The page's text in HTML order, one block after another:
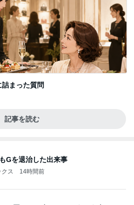
まった質問
記事を読む
Gを退治した出来事
ス 14時間前